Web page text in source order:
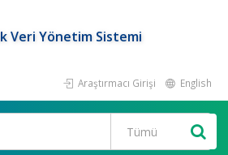
Veri Yönetim Sistemi
Araştırmacı Girişi English